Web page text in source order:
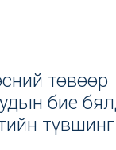
төвөөр
бие
түвшинг